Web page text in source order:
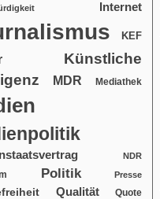
Internet
KEF
Künstliche
MDR Mediathek
NDR
Politik Presse
Qualität Quote